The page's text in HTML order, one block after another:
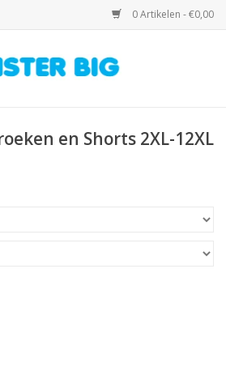
0 Artikelen - €0,00
en Shorts 2XL-12XL